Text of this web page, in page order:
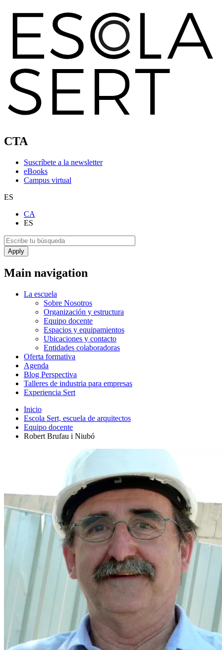
CTA
Suscríbete a la newsletter
eBooks
Campus virtual
ES
CA
ES
Main navigation
La escuela
Sobre Nosotros
Organización y estructura
Equipo docente
Espacios y equipamientos
Ubicaciones y contacto
Entidades colaboradoras
Oferta formativa
Agenda
Blog Perspectiva
Talleres de industria para empresas
Experiencia Sert
Inicio
Escola Sert, escuela de arquitectos
Equipo docente
Robert Brufau i Niubó